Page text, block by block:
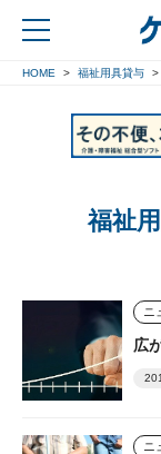
HOME 福祉用具貸与
福祉
ニ
広
ニ